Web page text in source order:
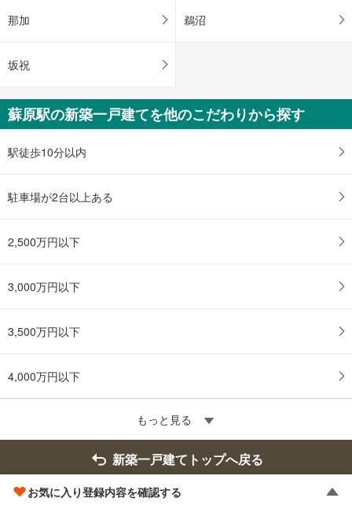
那加 鵜沼
坂祝
蘇原駅の新築一戸建てを他のこだわりから探す
駅徒歩10分以内
駐車場が2台以上ある
2,500万円以下
3,000万円以下
3,500万円以下
4,000万円以下
もっと見る
新築一戸建てトップへ戻る
お気に入り登録内容を確認する